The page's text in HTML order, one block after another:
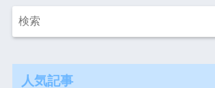
人気記事